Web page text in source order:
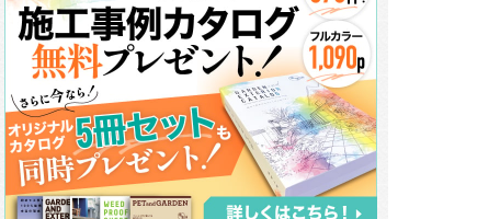
建物のカラーに合わせた淡いベージュと自然石風タイルのデザインウォール